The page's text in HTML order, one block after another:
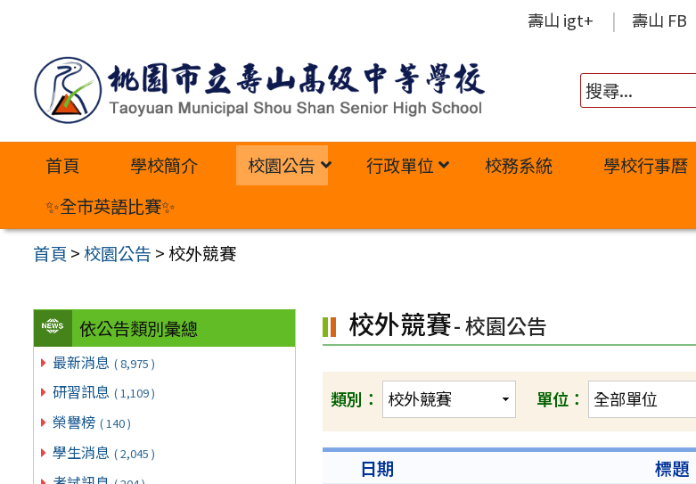
內
壽山 igt+ 壽山 FB
首頁 學校簡介 校園公告 行政單位 校務系統 學校行事曆
✨全市英語比賽✨
首頁 >校園公告 >校外競賽
依公告類別彙總
最新消息 ( 8,975 )
研習訊息 ( 1,109 )
榮譽榜 ( 140 )
學生消息 ( 2,045 )
校外競賽- 校園公告
類別： 單位：
日期 標題